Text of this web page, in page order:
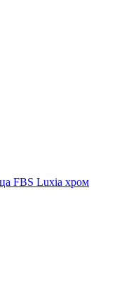
FBS Luxia хром